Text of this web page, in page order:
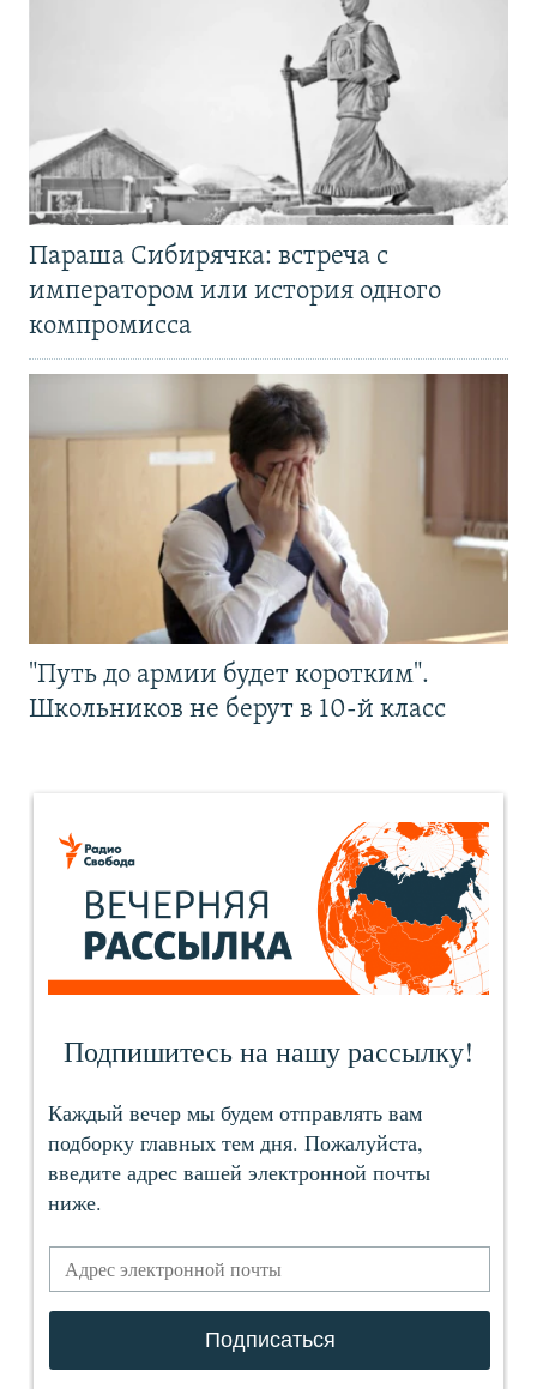
Параша Сибирячка: встреча с
императором или история одного
компромисса
"Путь до армии будет коротким".
Школьников не берут в 10-й класс